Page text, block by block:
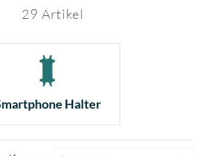
29 Artikel
Halter